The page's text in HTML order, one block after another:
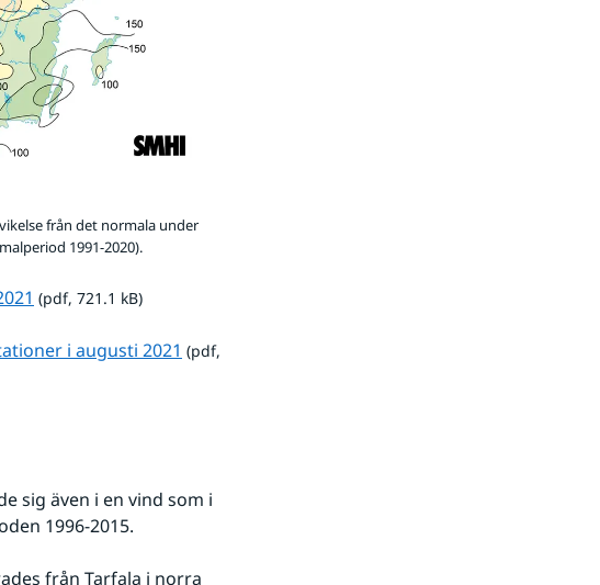
från det normala under
1991-2020).
pdf, 721.1 kB.
(pdf, 721.1 kB)
i augusti 2021 pdf, 23.1 kB.
(pdf,
sig även i en vind som i
1996-2015.
från Tarfala i norra